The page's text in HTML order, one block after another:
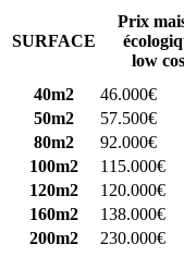
SURFACE
Prix
low
40m2
46.000€
50m2
57.500€
80m2
92.000€
100m2
115.000€
120m2
120.000€
160m2
138.000€
200m2
230.000€